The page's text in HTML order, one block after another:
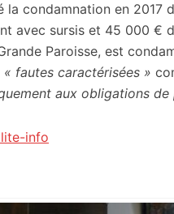
condamnation en 2017
avec sursis et 45 000 €
Paroisse, est
« fautes caractérisées »
aux obligations de
info